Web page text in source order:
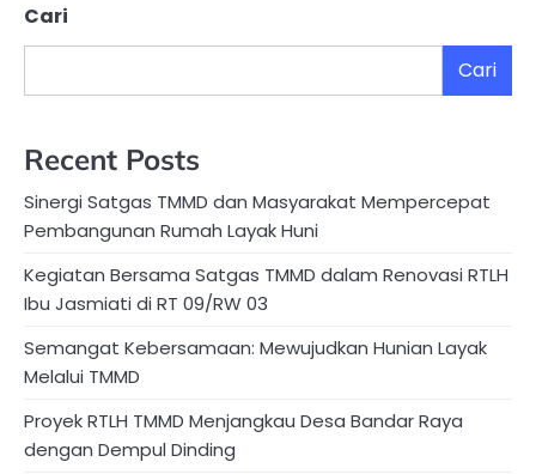
Cari
Cari
Recent Posts
Sinergi Satgas TMMD dan Masyarakat Mempercepat
Pembangunan Rumah Layak Huni
Kegiatan Bersama Satgas TMMD dalam Renovasi RTLH
Ibu Jasmiati di RT 09/RW 03
Semangat Kebersamaan: Mewujudkan Hunian Layak
Melalui TMMD
Proyek RTLH TMMD Menjangkau Desa Bandar Raya
dengan Dempul Dinding